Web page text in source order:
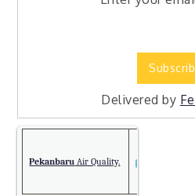
Delivered by
Pekanbaru Air Quality.